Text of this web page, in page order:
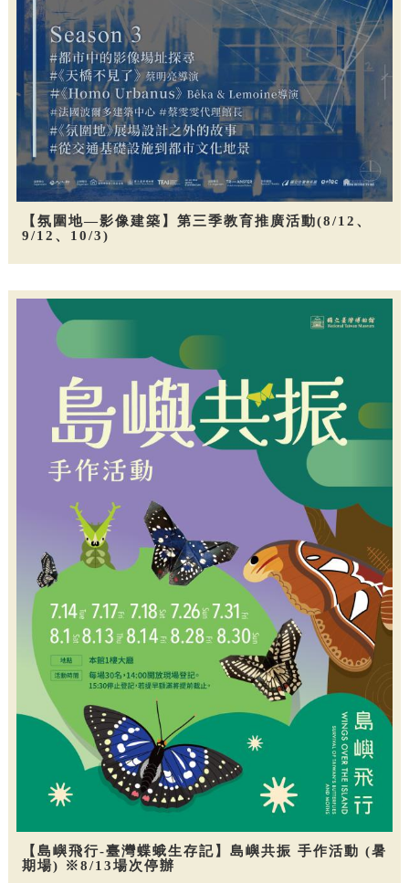
【氛圍地—影像建築】第三季教育推廣活動(8/12、
9/12、10/3)
【島嶼飛行-臺灣蝶蛾生存記】島嶼共振 手作活動 (暑
期場) ※8/13場次停辦